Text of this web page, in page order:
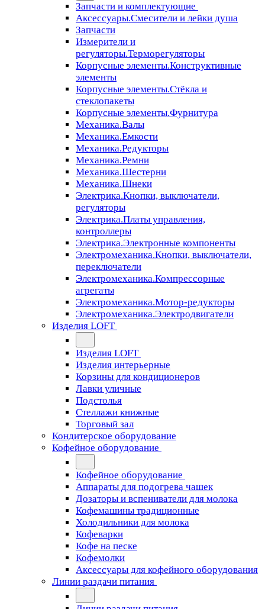
Запчасти и комплектующие
Аксессуары.Смесители и лейки душа
Запчасти
Измерители и
регуляторы.Терморегуляторы
Корпусные элементы.Конструктивные
элементы
Корпусные элементы.Стёкла и
стеклопакеты
Корпусные элементы.Фурнитура
Механика.Валы
Механика.Емкости
Механика.Редукторы
Механика.Ремни
Механика.Шестерни
Механика.Шнеки
Электрика.Кнопки, выключатели,
регуляторы
Электрика.Платы управления,
контроллеры
Электрика.Электронные компоненты
Электромеханика.Кнопки, выключатели,
переключатели
Электромеханика.Компрессорные
агрегаты
Электромеханика.Мотор-редукторы
Электромеханика.Электродвигатели
Изделия LOFT
Изделия LOFT
Изделия интерьерные
Корзины для кондиционеров
Лавки уличные
Подстолья
Стеллажи книжные
Торговый зал
Кондитерское оборудование
Кофейное оборудование
Кофейное оборудование
Аппараты для подогрева чашек
Дозаторы и вспениватели для молока
Кофемашины традиционные
Холодильники для молока
Кофеварки
Кофе на песке
Кофемолки
Аксессуары для кофейного оборудования
Линии раздачи питания